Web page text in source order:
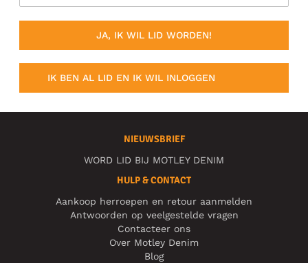
JA, IK WIL LID WORDEN!
IK BEN AL LID EN IK WIL INLOGGEN
NIEUWSBRIEF
WORD LID BIJ MOTLEY DENIM
HULP & CONTACT
Aankoop herroepen en retour aanmelden
Antwoorden op veelgestelde vragen
Contacteer ons
Over Motley Denim
Blog